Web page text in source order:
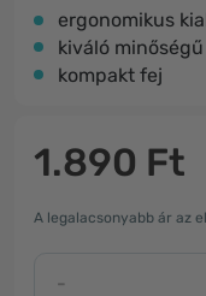
ergonomikus
kiváló
kompakt fej
1.890 Ft
A legalacsonyabb ár az
-